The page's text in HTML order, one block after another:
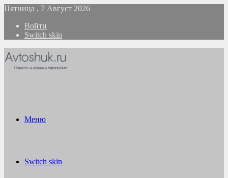
Пятница , 7 Август 2026
Войти
Switch skin
Меню
Switch skin